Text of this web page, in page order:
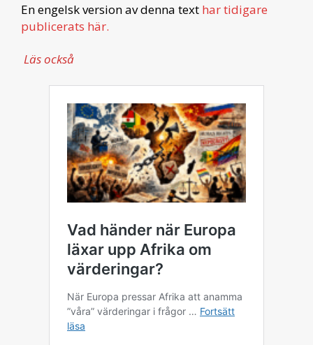
En engelsk version av denna text har tidigare
publicerats här.
Läs också